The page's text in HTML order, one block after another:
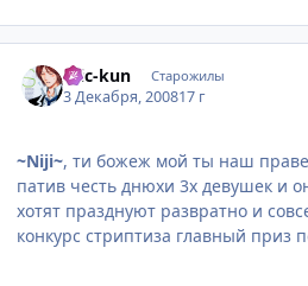
Eric-kun Старожилы
3 Декабря, 200817 г
~Niji~, ти божеж мой ты наш
патив честь днюхи 3х девушек и
хотят празднуют развратно и
конкурс стриптиза главный приз